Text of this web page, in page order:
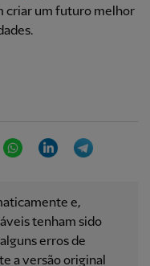
criar um futuro melhor
WhatsAppLinkedIn
e,
​​tenham sido
erros de
a versão original